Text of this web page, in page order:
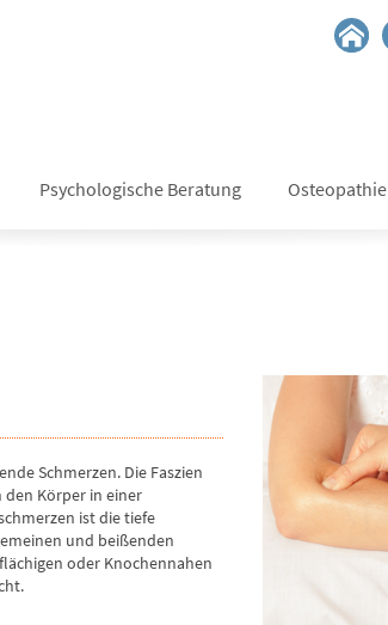
Psychologische Beratung Osteopathie
Schmerzen. Die Faszien
Körper in einer
ist die tiefe
und beißenden
oder Knochennahen